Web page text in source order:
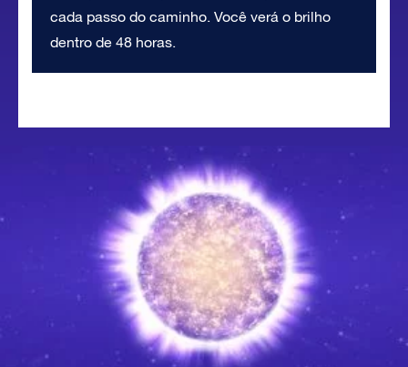
cada passo do caminho. Você verá o brilho
dentro de 48 horas.